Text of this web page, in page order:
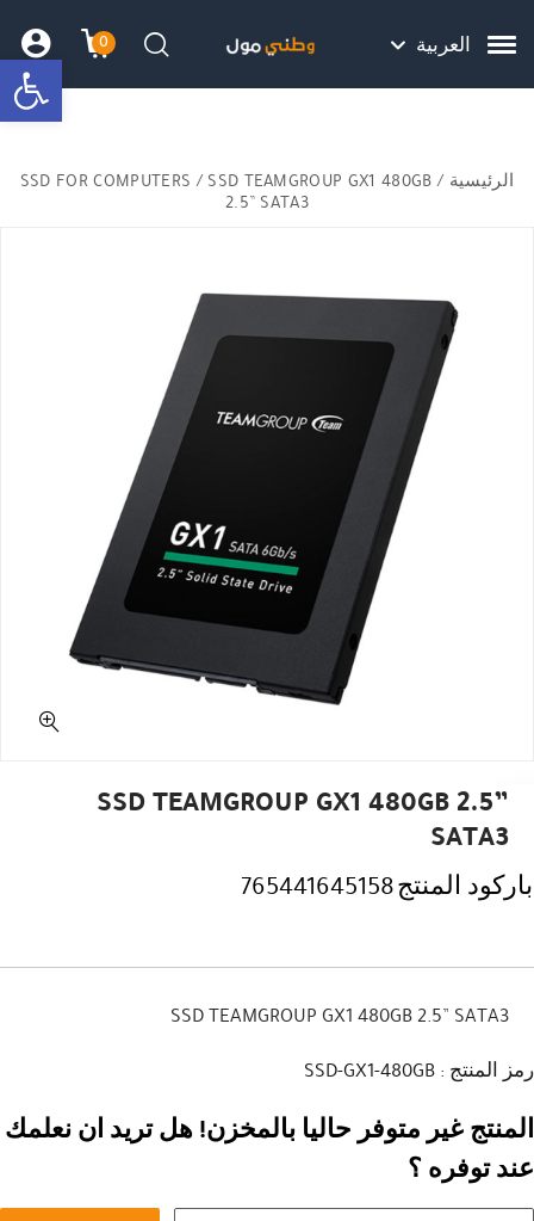
هل نزلت التطبيق ليصلك كل جديد ؟
العربية 0
עגלתחיפוש
الرئيسية /
SSD FOR COMPUTERS / SSD TEAMGROUP GX1 480GB
2.5” SATA3
SSD TEAMGROUP GX1 480GB 2.5”
SATA3
باركود المنتج765441645158
SSD TEAMGROUP GX1 480GB 2.5” SATA3
رمز المنتج : SSD-GX1-480GB
المنتج غير متوفر حاليا بالمخزن! هل تريد ان نعلمك
عند توفره ؟